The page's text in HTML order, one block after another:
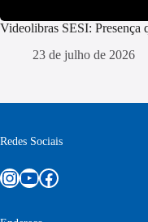
Videolibras SESI: Presença
23 de julho de 2026
Redes Sociais
Instagram
Youtube
Facebook